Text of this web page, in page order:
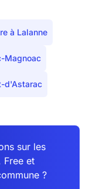
à Lalanne
Magnoac
d'Astarac
sur les
Free et
?